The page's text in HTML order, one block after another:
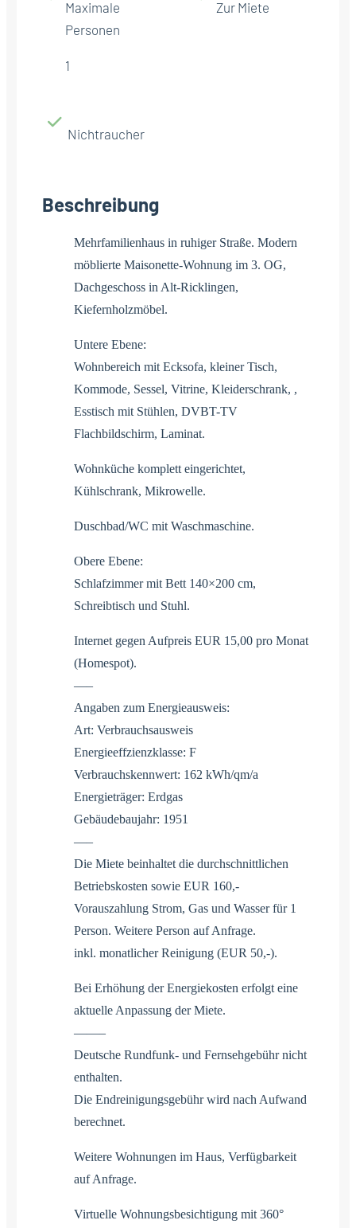
Maximale
Personen
1
Zur Miete
Nichtraucher
Beschreibung
Mehrfamilienhaus in ruhiger Straße. Modern
möblierte Maisonette-Wohnung im 3. OG,
Dachgeschoss in Alt-Ricklingen,
Kiefernholzmöbel.
Untere Ebene:
Wohnbereich mit Ecksofa, kleiner Tisch,
Kommode, Sessel, Vitrine, Kleiderschrank, ,
Esstisch mit Stühlen, DVBT-TV
Flachbildschirm, Laminat.
Wohnküche komplett eingerichtet,
Kühlschrank, Mikrowelle.
Duschbad/WC mit Waschmaschine.
Obere Ebene:
Schlafzimmer mit Bett 140×200 cm,
Schreibtisch und Stuhl.
Internet gegen Aufpreis EUR 15,00 pro Monat
(Homespot).
—–
Angaben zum Energieausweis:
Art: Verbrauchsausweis
Energieeffzienzklasse: F
Verbrauchskennwert: 162 kWh/qm/a
Energieträger: Erdgas
Gebäudebaujahr: 1951
—–
Die Miete beinhaltet die durchschnittlichen
Betriebskosten sowie EUR 160,-
Vorauszahlung Strom, Gas und Wasser für 1
Person. Weitere Person auf Anfrage.
inkl. monatlicher Reinigung (EUR 50,-).
Bei Erhöhung der Energiekosten erfolgt eine
aktuelle Anpassung der Miete.
——–
Deutsche Rundfunk- und Fernsehgebühr nicht
enthalten.
Die Endreinigungsgebühr wird nach Aufwand
berechnet.
Weitere Wohnungen im Haus, Verfügbarkeit
auf Anfrage.
Virtuelle Wohnungsbesichtigung mit 360°